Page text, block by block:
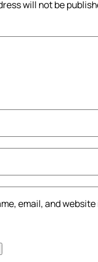
will not be
email, and